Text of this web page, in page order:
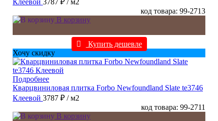
Клеевой 3787 ₽ / м2
код товара: 99-2713
В корзину
Купить дешевле
Хочу скидку
Подробнее
Кварцвиниловая плитка Forbo Newfoundland Slate te3746
Клеевой 3787 ₽ / м2
код товара: 99-2711
В корзину